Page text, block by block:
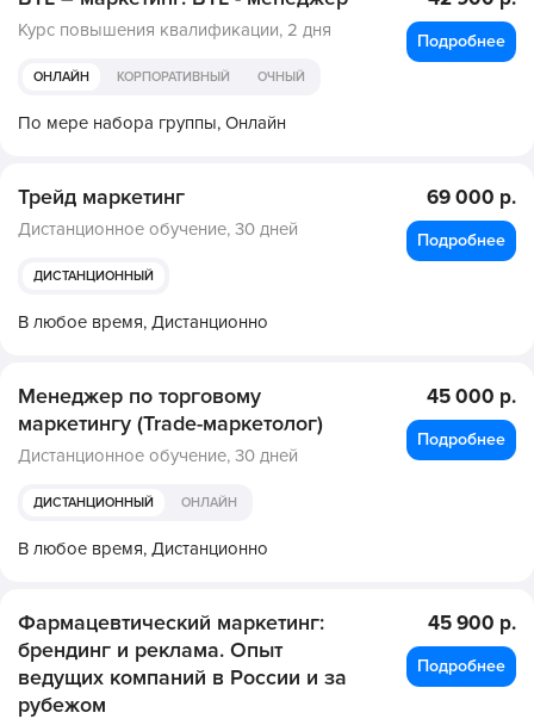
Курс повышения квалификации, 2 дня
ОНЛАЙН КОРПОРАТИВНЫЙ ОЧНЫЙ
По мере набора группы, Онлайн
Подробнее
Трейд маркетинг
Дистанционное обучение, 30 дней
ДИСТАНЦИОННЫЙ
В любое время, Дистанционно
69 000 р.
Подробнее
Менеджер по торговому
маркетингу (Trade-маркетолог)
Дистанционное обучение, 30 дней
ДИСТАНЦИОННЫЙ ОНЛАЙН
В любое время, Дистанционно
45 000 р.
Подробнее
Фармацевтический маркетинг:
брендинг и реклама. Опыт
ведущих компаний в России и за
рубежом
45 900 р.
Подробнее